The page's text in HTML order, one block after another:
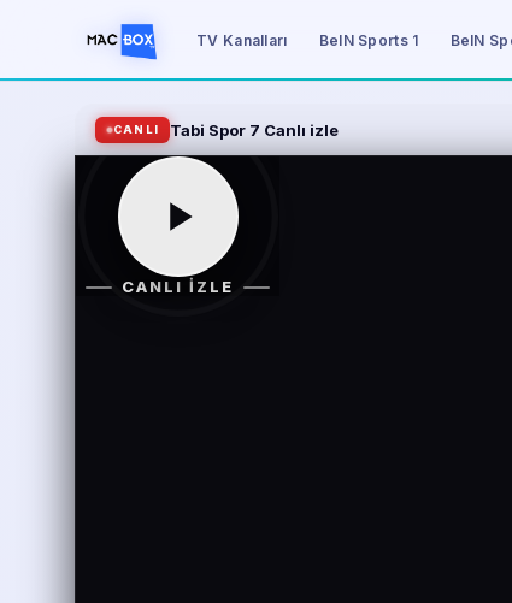
TV Kanalları BeIN Sports 1 BeIN
CANLI Tabi Spor 7 Canlı izle
CANLI İZLE